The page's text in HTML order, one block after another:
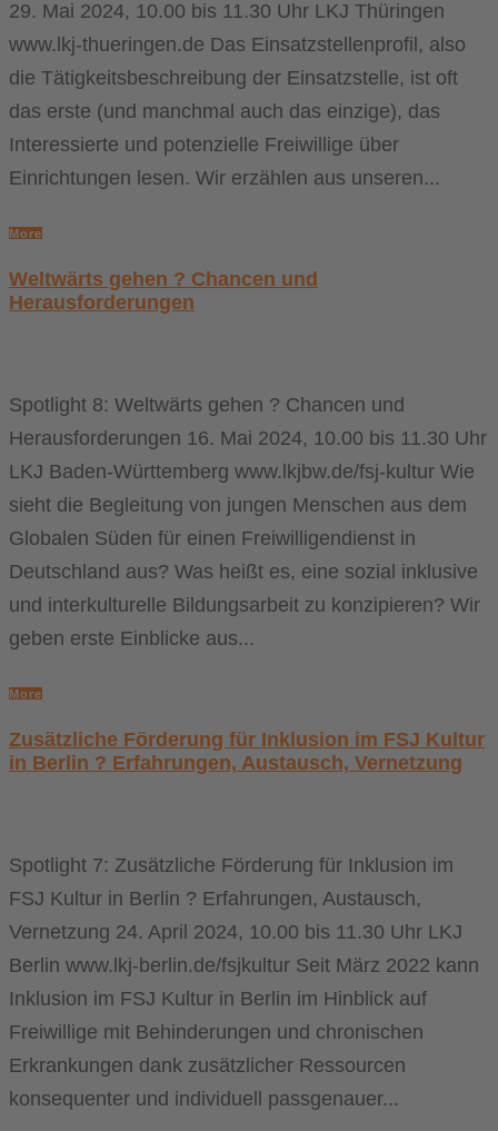
29. Mai 2024, 10.00 bis 11.30 Uhr LKJ Thüringen
www.lkj-thueringen.de Das Einsatzstellenprofil, also
die Tätigkeitsbeschreibung der Einsatzstelle, ist oft
das erste (und manchmal auch das einzige), das
Interessierte und potenzielle Freiwillige über
Einrichtungen lesen. Wir erzählen aus unseren...
More
Weltwärts gehen ? Chancen und
Herausforderungen
Spotlight 8: Weltwärts gehen ? Chancen und
Herausforderungen 16. Mai 2024, 10.00 bis 11.30 Uhr
LKJ Baden-Württemberg www.lkjbw.de/fsj-kultur Wie
sieht die Begleitung von jungen Menschen aus dem
Globalen Süden für einen Freiwilligendienst in
Deutschland aus? Was heißt es, eine sozial inklusive
und interkulturelle Bildungsarbeit zu konzipieren? Wir
geben erste Einblicke aus...
More
Zusätzliche Förderung für Inklusion im FSJ Kultur
in Berlin ? Erfahrungen, Austausch, Vernetzung
Spotlight 7: Zusätzliche Förderung für Inklusion im
FSJ Kultur in Berlin ? Erfahrungen, Austausch,
Vernetzung 24. April 2024, 10.00 bis 11.30 Uhr LKJ
Berlin www.lkj-berlin.de/fsjkultur Seit März 2022 kann
Inklusion im FSJ Kultur in Berlin im Hinblick auf
Freiwillige mit Behinderungen und chronischen
Erkrankungen dank zusätzlicher Ressourcen
konsequenter und individuell passgenauer...